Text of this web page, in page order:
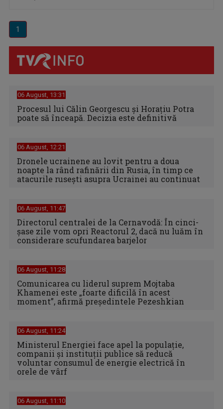
1
06 August, 13:31
Procesul lui Călin Georgescu și Horațiu Potra
poate să înceapă. Decizia este definitivă
06 August, 12:21
Dronele ucrainene au lovit pentru a doua
noapte la rând rafinării din Rusia, în timp ce
atacurile rusești asupra Ucrainei au continuat
06 August, 11:47
Directorul centralei de la Cernavodă: În cinci-
şase zile vom opri Reactorul 2, dacă nu luăm în
considerare scufundarea barjelor
06 August, 11:28
Comunicarea cu liderul suprem Mojtaba
Khamenei este „foarte dificilă în acest
moment”, afirmă preşedintele Pezeshkian
06 August, 11:24
Ministerul Energiei face apel la populație,
companii și instituții publice să reducă
voluntar consumul de energie electrică în
orele de vârf
06 August, 11:10